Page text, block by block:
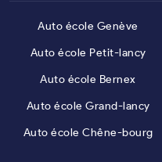
Auto école Genève
Auto école Petit-lancy
Auto école Bernex
Auto école Grand-lancy
Auto école Chêne-bourg